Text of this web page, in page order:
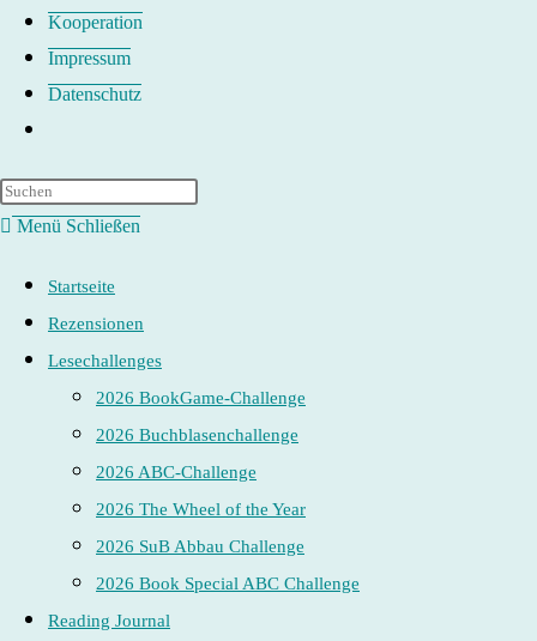
Kooperation
Impressum
Datenschutz
umschalten
Menü Schließen
Startseite
Rezensionen
Lesechallenges
2026 BookGame-Challenge
2026 Buchblasenchallenge
2026 ABC-Challenge
2026 The Wheel of the Year
2026 SuB Abbau Challenge
2026 Book Special ABC Challenge
Reading Journal